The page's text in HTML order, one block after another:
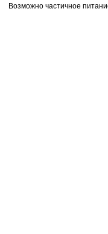
Возможно частичное